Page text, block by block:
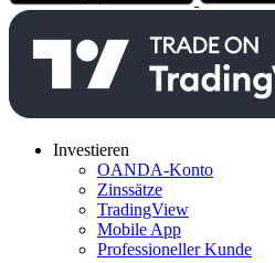
Investieren
OANDA-Konto
Zinssätze
TradingView
Mobile App
Professioneller Kunde